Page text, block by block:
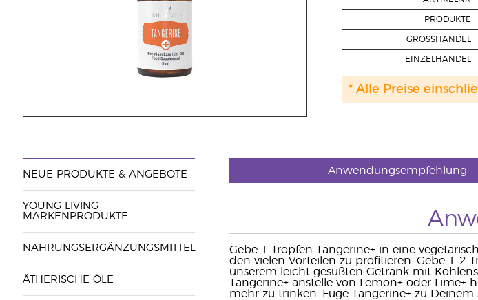
PRODUKTE
GROSSHANDEL
EINZELHANDEL
* Alle Preise
NEUE PRODUKTE & ANGEBOTE
YOUNG LIVING
MARKENPRODUKTE
NAHRUNGSERGÄNZUNGSMITTEL
ÄTHERISCHE ÖLE
Anwendungsempfehlung
Gebe 1 Tropfen Tangerine+ in eine
den vielen Vorteilen zu profitieren. Gebe 1-2
unserem leicht gesüßten Getränk mit
Tangerine+ anstelle von Lemon+ oder Lime+
mehr zu trinken. Füge Tangerine+ zu